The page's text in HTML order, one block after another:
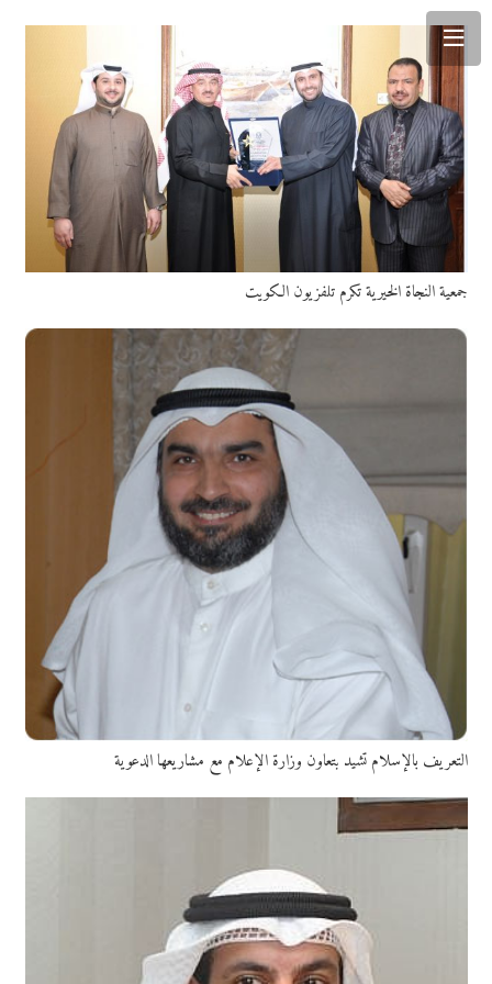
جمعية النجاة الخيرية تكرم تلفزيون الكويت
التعريف بالإسلام تشيد بتعاون وزارة الإعلام مع مشاريعها الدعوية